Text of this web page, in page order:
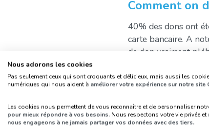
Comment on
40% des dons ont
carte bancaire. A
de don vraiment
En effet, les jeunes
français, puisque
modifications de
Les collectes en
Nous adorons les cookies
Pas seulement ceux qui sont croquants et délicieux, mais aussi les
numériques qui nous aident à améliorer votre expérience sur notre site
Les cookies nous permettent de vous reconnaître et de personnaliser
pour mieux répondre à vos besoins. Nous respectons votre vie privée et
nous engageons à ne jamais partager vos données avec des tiers.